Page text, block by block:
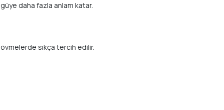
daha fazla anlam katar.
sıkça tercih edilir.